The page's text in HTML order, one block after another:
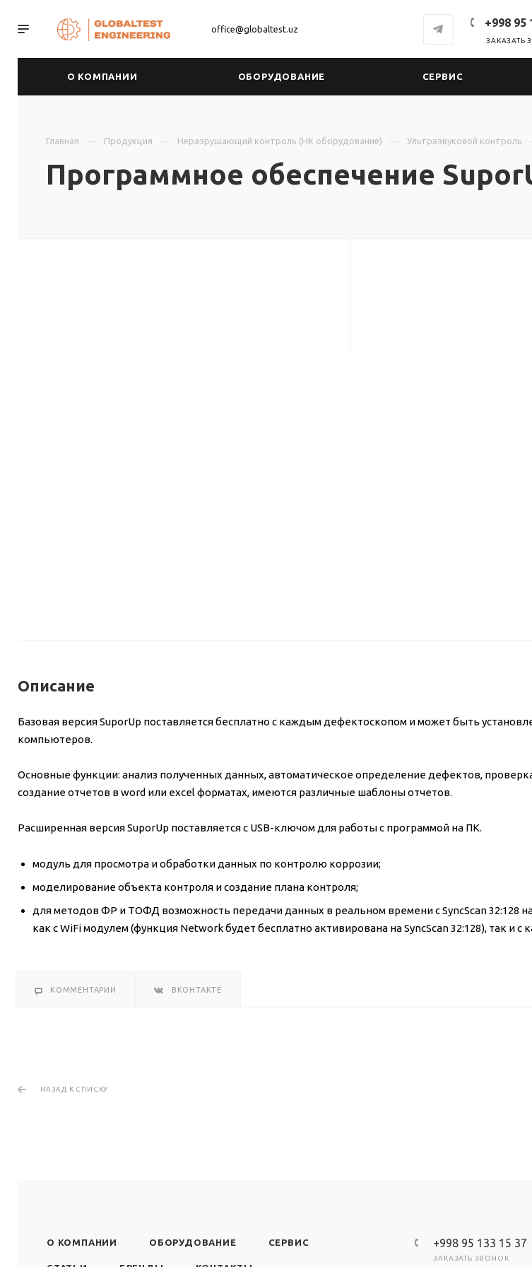
office@globaltest.uz +998 95
ЗАКАЗАТЬ
О КОМПАНИИ ОБОРУДОВАНИЕ СЕРВИС
Главная Продукция Неразрушающий контроль (НК оборудование) Ультразвуковой контроль
Программное обеспечение
Описание
Базовая версия SuporUp поставляется бесплатно с каждым дефектоскопом и может быть
компьютеров.
Основные функции: анализ полученных данных, автоматическое определение дефектов,
создание отчетов в word или excel форматах, имеются различные шаблоны отчетов.
Расширенная версия SuporUp поставляется с USB-ключом для работы с программой на ПК.
модуль для просмотра и обработки данных по контролю коррозии;
моделирование объекта контроля и создание плана контроля;
для методов ФР и ТОФД возможность передачи данных в реальном времени с SyncScan 32:128
как с WiFi модулем (функция Network будет бесплатно активирована на SyncScan 32:128), так и с
КОММЕНТАРИИ ВКОНТАКТЕ
НАЗАД К СПИСКУ
О КОМПАНИИ ОБОРУДОВАНИЕ СЕРВИС +998 95 133 15 37
ЗАКАЗАТЬ ЗВОНОК